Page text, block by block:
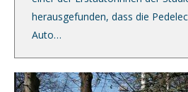
herausgefunden, dass die
Auto…